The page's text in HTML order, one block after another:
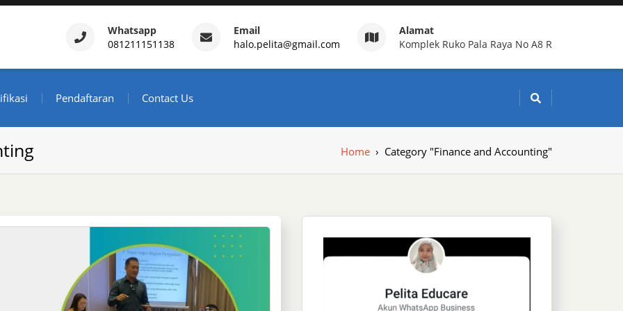
– Daftar Training Indonesia
Whatsapp
081211151138
Email
halo.pelita@gmail.com
Alamat
Komplek Ruko Pala Raya No A8 R
Pendaftaran Contact Us
Home › Category "Finance and Accounting"